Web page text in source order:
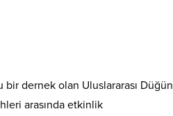
bir dernek olan Uluslararası Düğün
arasında etkinlik